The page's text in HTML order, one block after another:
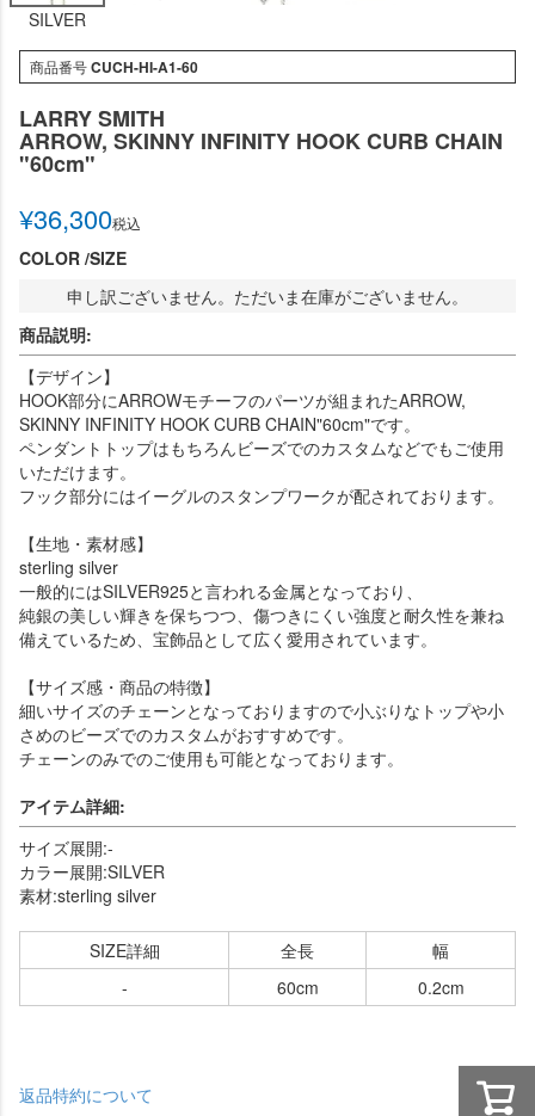
SILVER
商品番号CUCH-HI-A1-60
LARRY SMITH
ARROW, SKINNY INFINITY HOOK CURB CHAIN
"60cm"
¥36,300税込
COLOR SIZE
申し訳ございません。ただいま在庫がございません。
商品説明:
【デザイン】
HOOK部分にARROWモチーフのパーツが組まれたARROW,
SKINNY INFINITY HOOK CURB CHAIN"60cm"です。
ペンダントトップはもちろんビーズでのカスタムなどでもご使用
いただけます。
フック部分にはイーグルのスタンプワークが配されております。
【生地・素材感】
sterling silver
一般的にはSILVER925と言われる金属となっており、
純銀の美しい輝きを保ちつつ、傷つきにくい強度と耐久性を兼ね
備えているため、宝飾品として広く愛用されています。
【サイズ感・商品の特徴】
細いサイズのチェーンとなっておりますので小ぶりなトップや小
さめのビーズでのカスタムがおすすめです。
チェーンのみでのご使用も可能となっております。
アイテム詳細:
サイズ展開:-
カラー展開:SILVER
素材:sterling silver
SIZE詳細 全長
幅
-
60cm 0.2cm
返品特約について